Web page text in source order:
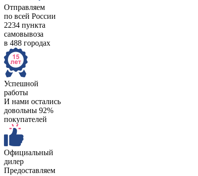
Отправляем
по всей России
2234 пункта
самовывоза
в 488 городах
Успешной
работы
И нами остались
довольны 92%
покупателей
Официальный
дилер
Предоставляем